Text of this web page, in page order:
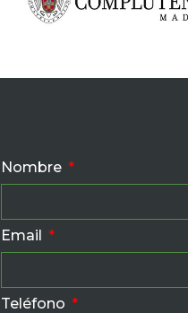
Nombre
Email
Teléfono